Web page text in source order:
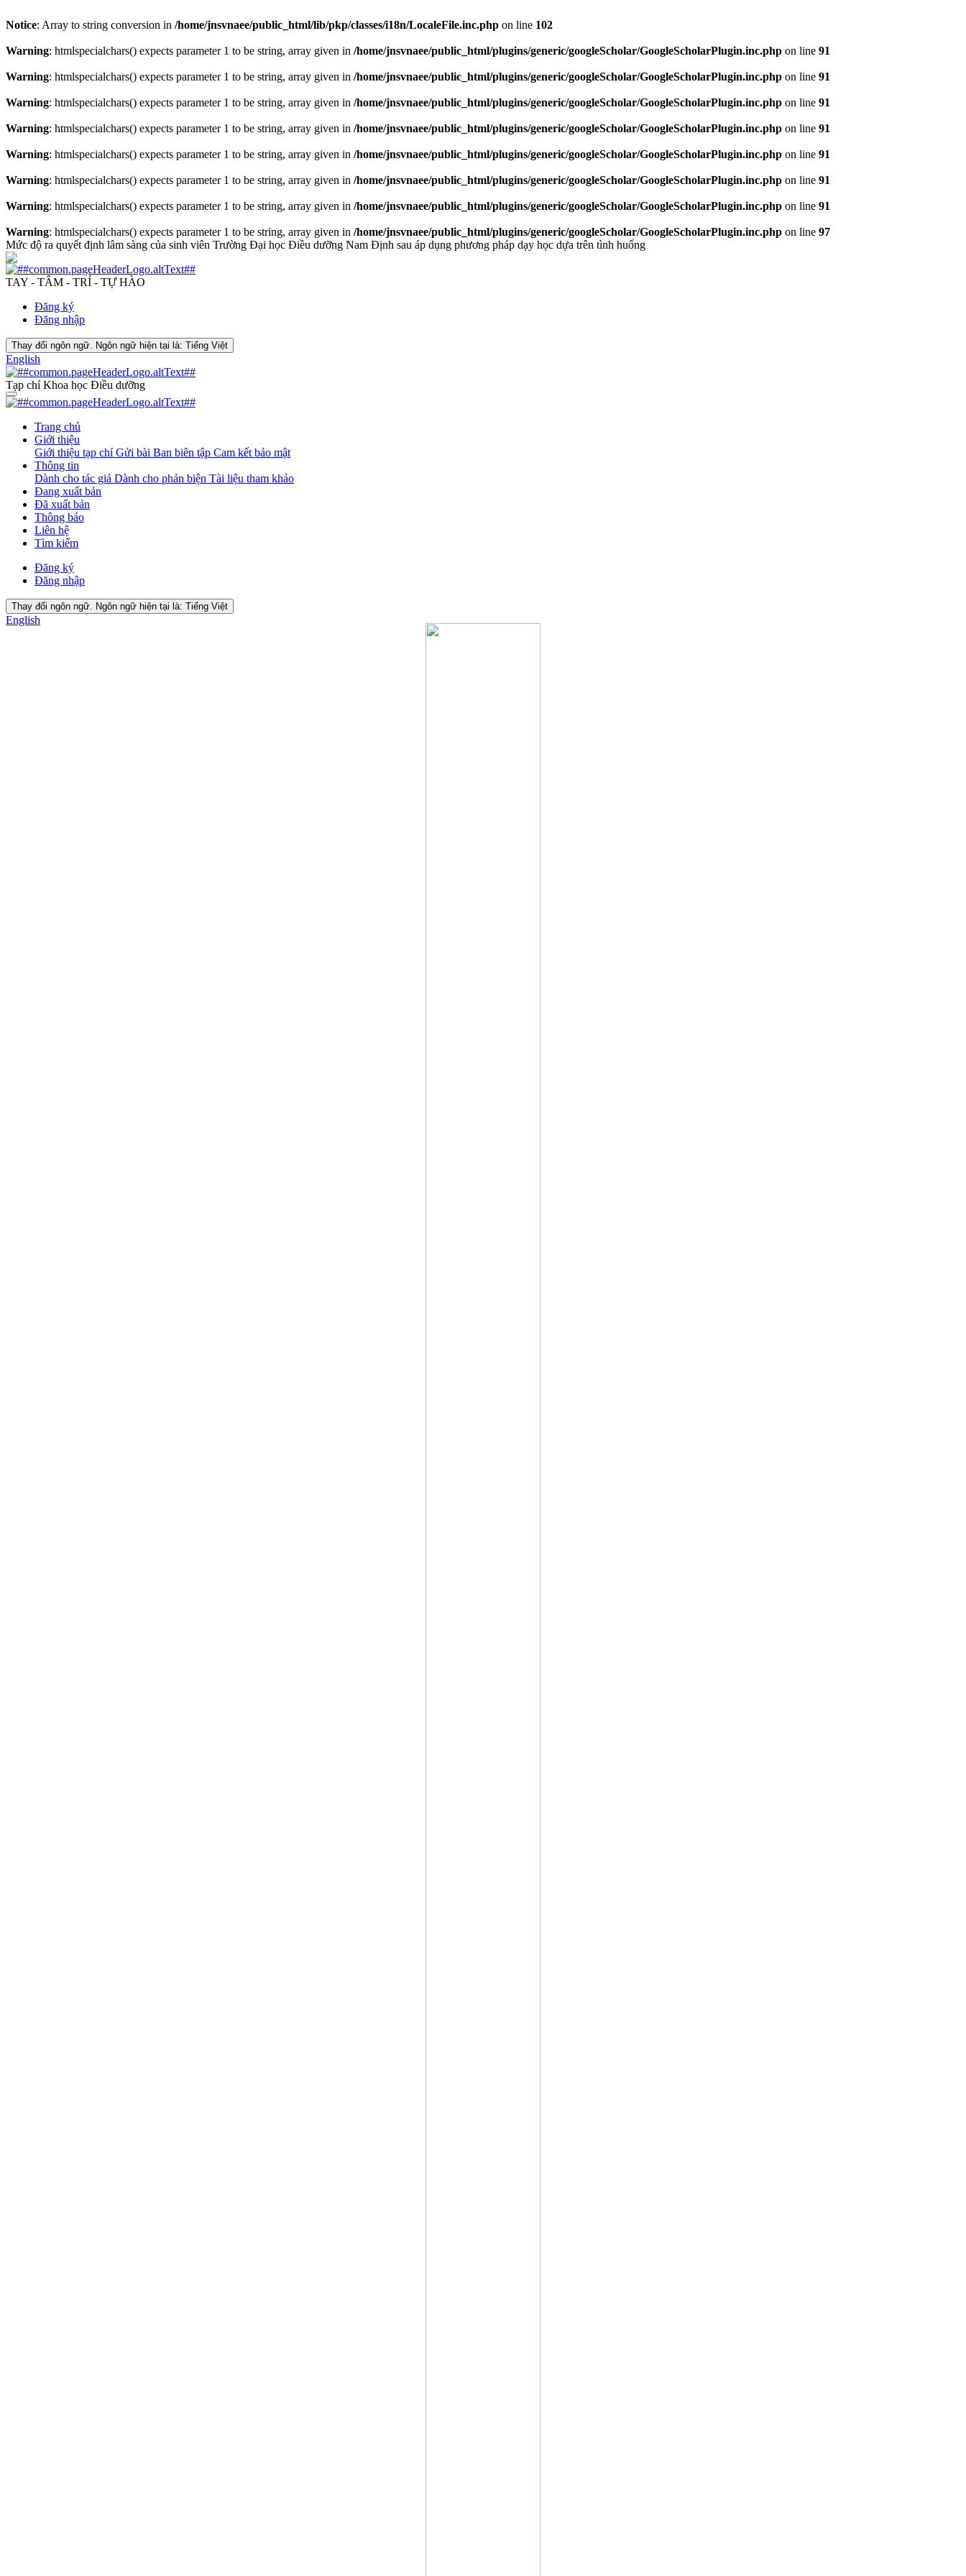
Notice: Array to string conversion in /home/jnsvnaee/public_html/lib/pkp/classes/i18n/LocaleFile.inc.php on line 102
Warning: htmlspecialchars() expects parameter 1 to be string, array given in /home/jnsvnaee/public_html/plugins/generic/googleScholar/GoogleScholarPlugin.inc.php on line 91
Warning: htmlspecialchars() expects parameter 1 to be string, array given in /home/jnsvnaee/public_html/plugins/generic/googleScholar/GoogleScholarPlugin.inc.php on line 91
Warning: htmlspecialchars() expects parameter 1 to be string, array given in /home/jnsvnaee/public_html/plugins/generic/googleScholar/GoogleScholarPlugin.inc.php on line 91
Warning: htmlspecialchars() expects parameter 1 to be string, array given in /home/jnsvnaee/public_html/plugins/generic/googleScholar/GoogleScholarPlugin.inc.php on line 91
Warning: htmlspecialchars() expects parameter 1 to be string, array given in /home/jnsvnaee/public_html/plugins/generic/googleScholar/GoogleScholarPlugin.inc.php on line 91
Warning: htmlspecialchars() expects parameter 1 to be string, array given in /home/jnsvnaee/public_html/plugins/generic/googleScholar/GoogleScholarPlugin.inc.php on line 91
Warning: htmlspecialchars() expects parameter 1 to be string, array given in /home/jnsvnaee/public_html/plugins/generic/googleScholar/GoogleScholarPlugin.inc.php on line 91
Warning: htmlspecialchars() expects parameter 1 to be string, array given in /home/jnsvnaee/public_html/plugins/generic/googleScholar/GoogleScholarPlugin.inc.php on line 97
Mức độ ra quyết định lâm sàng của sinh viên Trường Đại học Điều dưỡng Nam Định sau áp dụng phương pháp dạy học dựa trên tình huống
TAY - TÂM - TRÍ - TỰ HÀO
Đăng ký
Đăng nhập
Thay đổi ngôn ngữ. Ngôn ngữ hiện tại là: Tiếng Việt
English
Tạp chí Khoa học Điều dưỡng
Trang chủ
Giới thiệu
Giới thiệu tạp chíGửi bài Ban biên tập Cam kết bảo mật
Thông tin
Dành cho tác giả Dành cho phản biện Tài liệu tham khảo
Đang xuất bản
Đã xuất bản
Thông báo
Liên hệ
Tìm kiếm
Đăng ký
Đăng nhập
Thay đổi ngôn ngữ. Ngôn ngữ hiện tại là: Tiếng Việt
English